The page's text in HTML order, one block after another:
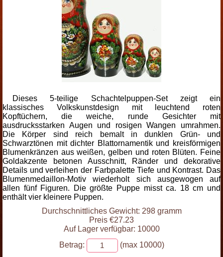
Dieses 5-teilige Schachtelpuppen-Set zeigt ein
klassisches Volkskunstdesign mit leuchtend roten
Kopftüchern, die weiche, runde Gesichter mit
ausdrucksstarken Augen und rosigen Wangen umrahmen.
Die Körper sind reich bemalt in dunklen Grün- und
Schwarztönen mit dichter Blattornamentik und kreisförmigen
Blumenkränzen aus weißen, gelben und roten Blüten. Feine
Goldakzente betonen Ausschnitt, Ränder und dekorative
Details und verleihen der Farbpalette Tiefe und Kontrast. Das
Blumenmedaillon-Motiv wiederholt sich ausgewogen auf
allen fünf Figuren. Die größte Puppe misst ca. 18 cm und
enthält vier kleinere Puppen.
Durchschnittliches Gewicht: 298 gramm
Preis €27.23
Auf Lager verfügbar: 10000
Betrag:
(max 10000)